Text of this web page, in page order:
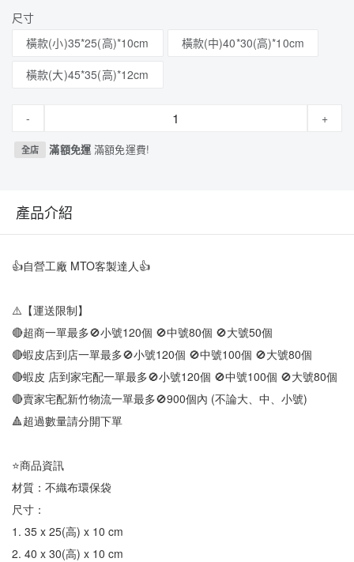
尺寸
橫款(小)35*25(高)*10cm
橫款(中)40*30(高)*10cm
橫款(大)45*35(高)*12cm
- +
全店 滿額免運滿額免運費!
產品介紹
👍自營工廠 MTO客製達人👍
⚠️【運送限制】
🔴超商一單最多🚫小號120個 🚫中號80個 🚫大號50個
🔴蝦皮店到店一單最多🚫小號120個 🚫中號100個 🚫大號80個
🔴蝦皮 店到家宅配一單最多🚫小號120個 🚫中號100個 🚫大號80個
🔴賣家宅配新竹物流一單最多🚫900個內 (不論大、中、小號)
🔺超過數量請分開下單
⭐商品資訊
材質：不織布環保袋
尺寸：
1. 35 x 25(高) x 10 cm
2. 40 x 30(高) x 10 cm